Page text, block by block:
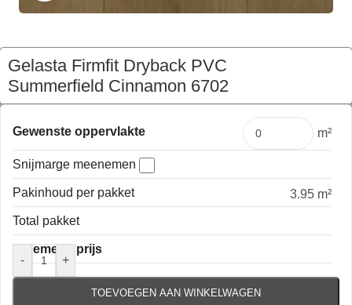
Gelasta Firmfit Dryback PVC
Summerfield Cinnamon 6702
€202,56 Pakket
Gewenste oppervlakte m²
Snijmarge meenemen
Pakinhoud per pakket
3.95 m²
Total pakket
Algemene prijs
-
+
TOEVOEGEN AAN WINKELWAGEN